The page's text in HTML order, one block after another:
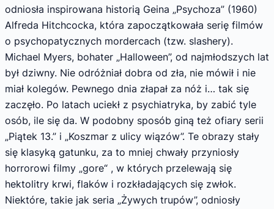
odniosła inspirowana historią Geina „Psychoza” (1960)
Alfreda Hitchcocka, która zapoczątkowała serię filmów
o psychopatycznych mordercach (tzw. slashery).
Michael Myers, bohater „Halloween”, od najmłodszych lat
był dziwny. Nie odróżniał dobra od zła, nie mówił i nie
miał kolegów. Pewnego dnia złapał za nóż i… tak się
zaczęło. Po latach uciekł z psychiatryka, by zabić tyle
osób, ile się da. W podobny sposób giną też ofiary serii
„Piątek 13.” i „Koszmar z ulicy wiązów”. Te obrazy stały
się klasyką gatunku, za to mniej chwały przyniosły
horrorowi filmy „gore“ , w których przelewają się
hektolitry krwi, flaków i rozkładających się zwłok.
Niektóre, takie jak seria „Żywych trupów”, odniosły